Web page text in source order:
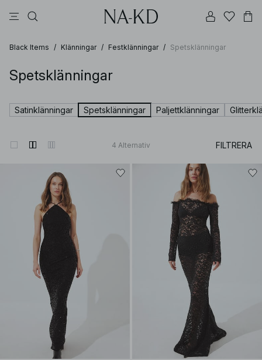
Black Items / Klänningar / Festklänningar / Spetsklänningar
Spetsklänningar
Satinklänningar Spetsklänningar Paljettklänningar
4 Alternativ FILTRERA